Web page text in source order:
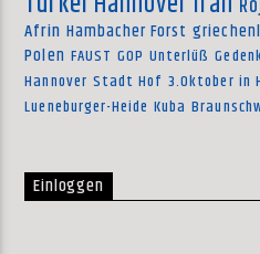
Afrin Hambacher Forst
Polen FAUST GOP Unterlüß
Hannover Stadt Hof 3.Oktober in
Lueneburger-Heide Kuba
Einloggen